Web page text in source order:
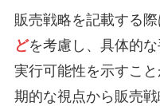
販売戦略を記載する際
どを考慮し、具体的な
実行可能性を示すこ
期的な視点から販売